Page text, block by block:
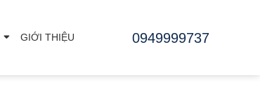
GIỚI THIỆU 0949999737